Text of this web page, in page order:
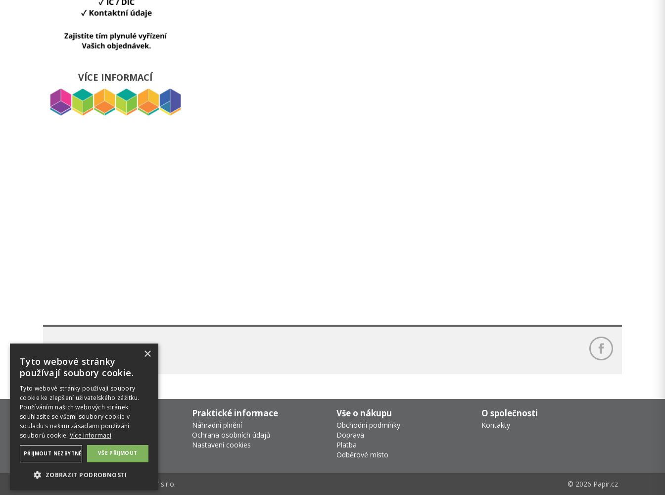
VÍCE INFORMACÍ
O společnosti
Kontakty
Vše o nákupu
Obchodní podmínky
Doprava
Platba
Odběrové místo
Praktické informace
Náhradní plnění
Ochrana osobních údajů
Nastavení cookies
MEDIA ENERGY s.r.o. © 2026 Papir.cz
×
Tyto webové stránky
používají soubory cookie.
Tyto webové stránky používají soubory
cookie ke zlepšení uživatelského zážitku.
Používáním našich webových stránek
souhlasíte se všemi soubory cookie v
souladu s našimi zásadami používání
souborů cookie. Více informací
VŠE PŘIJMOUT
PŘIJMOUT NEZBYTNÉ
ZOBRAZIT PODROBNOSTI